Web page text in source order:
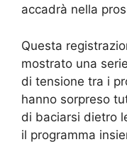
accadrà nella
Questa
mostrato una
di tensione tra i
hanno sorpreso
di baciarsi dietro
il programma